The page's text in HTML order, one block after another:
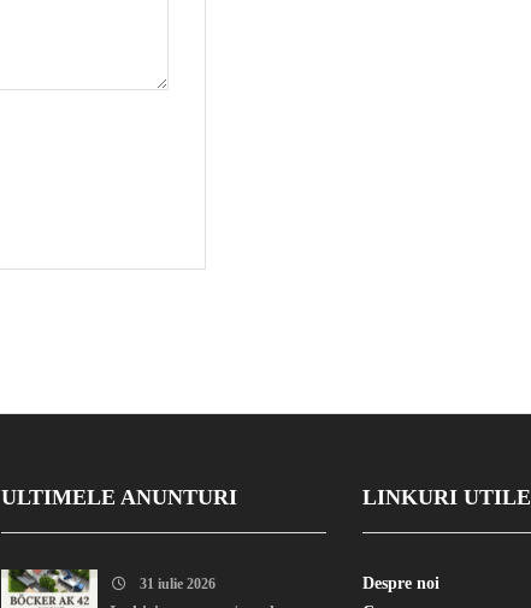
ULTIMELE ANUNTURI
31 iulie 2026
LINKURI UTILE
Despre noi